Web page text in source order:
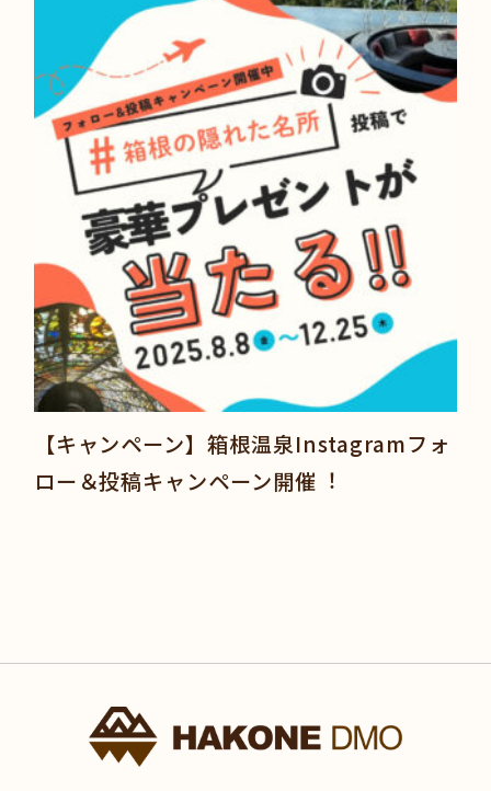
【キャンペーン】箱根温泉Instagramフォ
ロー＆投稿キャンペーン開催︕